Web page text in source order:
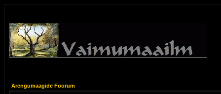
Arengumaagide Foorum